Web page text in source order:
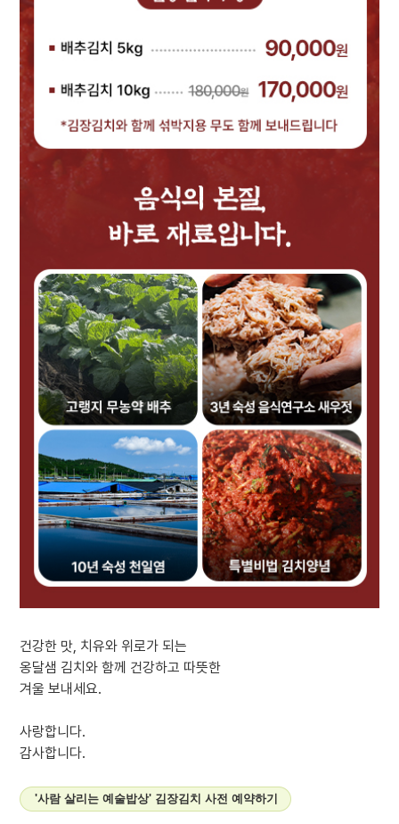
건강한 맛, 치유와 위로가 되는
옹달샘 김치와 함께 건강하고 따뜻한
겨울 보내세요.
사랑합니다.
감사합니다.
'사람 살리는 예술밥상' 김장김치 사전 예약하기